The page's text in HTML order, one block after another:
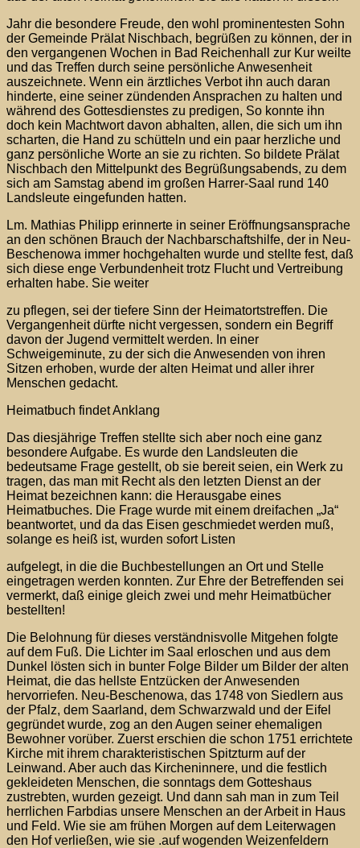
Jahr die besondere Freude, den wohl prominentesten Sohn
der Gemeinde Prälat Nischbach, begrüßen zu können, der in
den vergangenen Wochen in Bad Reichenhall zur Kur weilte
und das Treffen durch seine persönliche Anwesenheit
auszeichnete. Wenn ein ärztliches Verbot ihn auch daran
hinderte, eine seiner zündenden Ansprachen zu halten und
während des Gottesdienstes zu predigen, So konnte ihn
doch kein Machtwort davon abhalten, allen, die sich um ihn
scharten, die Hand zu schütteln und ein paar herzliche und
ganz persönliche Worte an sie zu richten. So bildete Prälat
Nischbach den Mittelpunkt des Begrüßungsabends, zu dem
sich am Samstag abend im großen Harrer-Saal rund 140
Landsleute eingefunden hatten.
Lm. Mathias Philipp erinnerte in seiner Eröffnungsansprache
an den schönen Brauch der Nachbarschaftshilfe, der in Neu-
Beschenowa immer hochgehalten wurde und stellte fest, daß
sich diese enge Verbundenheit trotz Flucht und Vertreibung
erhalten habe. Sie weiter
zu pflegen, sei der tiefere Sinn der Heimatortstreffen. Die
Vergangenheit dürfte nicht vergessen, sondern ein Begriff
davon der Jugend vermittelt werden. In einer
Schweigeminute, zu der sich die Anwesenden von ihren
Sitzen erhoben, wurde der alten Heimat und aller ihrer
Menschen gedacht.
Heimatbuch findet Anklang
Das diesjährige Treffen stellte sich aber noch eine ganz
besondere Aufgabe. Es wurde den Landsleuten die
bedeutsame Frage gestellt, ob sie bereit seien, ein Werk zu
tragen, das man mit Recht als den letzten Dienst an der
Heimat bezeichnen kann: die Herausgabe eines
Heimatbuches. Die Frage wurde mit einem dreifachen „Ja“
beantwortet, und da das Eisen geschmiedet werden muß,
solange es heiß ist, wurden sofort Listen
aufgelegt, in die die Buchbestellungen an Ort und Stelle
eingetragen werden konnten. Zur Ehre der Betreffenden sei
vermerkt, daß einige gleich zwei und mehr Heimatbücher
bestellten!
Die Belohnung für dieses verständnisvolle Mitgehen folgte
auf dem Fuß. Die Lichter im Saal erloschen und aus dem
Dunkel lösten sich in bunter Folge Bilder um Bilder der alten
Heimat, die das hellste Entzücken der Anwesenden
hervorriefen. Neu-Beschenowa, das 1748 von Siedlern aus
der Pfalz, dem Saarland, dem Schwarzwald und der Eifel
gegründet wurde, zog an den Augen seiner ehemaligen
Bewohner vorüber. Zuerst erschien die schon 1751 errichtete
Kirche mit ihrem charakteristischen Spitzturm auf der
Leinwand. Aber auch das Kircheninnere, und die festlich
gekleideten Menschen, die sonntags dem Gotteshaus
zustrebten, wurden gezeigt. Und dann sah man in zum Teil
herrlichen Farbdias unsere Menschen an der Arbeit in Haus
und Feld. Wie sie am frühen Morgen auf dem Leiterwagen
den Hof verließen, wie sie .auf wogenden Weizenfeldern